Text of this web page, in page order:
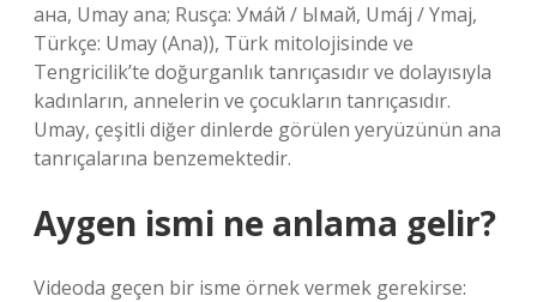
aна, Umay ana; Rusça: Ума́й / Ымай, Umáj / Ymaj,
Türkçe: Umay (Ana)), Türk mitolojisinde ve
Tengricilik’te doğurganlık tanrıçasıdır ve dolayısıyla
kadınların, annelerin ve çocukların tanrıçasıdır.
Umay, çeşitli diğer dinlerde görülen yeryüzünün ana
tanrıçalarına benzemektedir.
Aygen ismi ne anlama gelir?
Videoda geçen bir isme örnek vermek gerekirse: